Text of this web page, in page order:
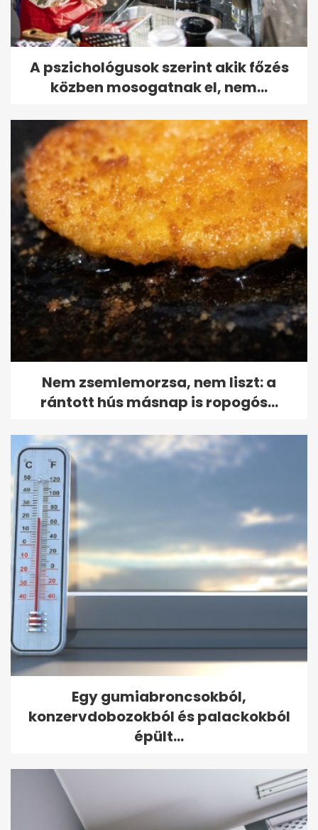
A pszichológusok szerint akik főzés
közben mosogatnak el, nem...
Nem zsemlemorzsa, nem liszt: a
rántott hús másnap is ropogós...
Egy gumiabroncsokból,
konzervdobozokból és palackokból
épült...